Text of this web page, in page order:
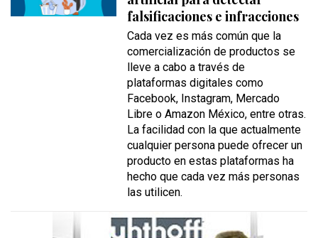
falsificaciones e infracciones
Cada vez es más común que la
comercialización de productos se
lleve a cabo a través de
plataformas digitales como
Facebook, Instagram, Mercado
Libre o Amazon México, entre otras.
La facilidad con la que actualmente
cualquier persona puede ofrecer un
producto en estas plataformas ha
hecho que cada vez más personas
las utilicen.